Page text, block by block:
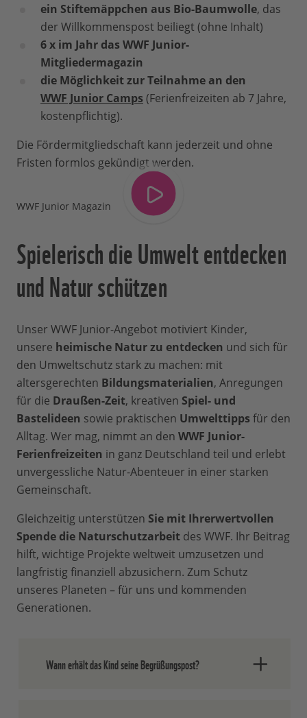
ein Stiftemäppchen aus Bio-Baumwolle, das
der Willkommenspost beiliegt (ohne Inhalt)
6 x im Jahr das WWF Junior-
Mitgliedermagazin
die Möglichkeit zur Teilnahme an den
WWF Junior Camps (Ferienfreizeiten ab 7 Jahre,
kostenpflichtig).
Die Fördermitgliedschaft kann jederzeit und ohne
Fristen formlos gekündigt werden.
WWF Junior Magazin
Spielerisch die Umwelt entdecken
und Natur schützen
Unser WWF Junior-Angebot motiviert Kinder,
unsere heimische Natur zu entdecken und sich für
den Umweltschutz stark zu machen: mit
altersgerechten Bildungsmaterialien, Anregungen
für die Draußen-Zeit, kreativen Spiel- und
Bastelideen sowie praktischen Umwelttipps für den
Alltag. Wer mag, nimmt an den WWF Junior-
Ferienfreizeiten in ganz Deutschland teil und erlebt
unvergessliche Natur-Abenteuer in einer starken
Gemeinschaft.
Gleichzeitig unterstützen Sie mit Ihrerwertvollen
Spende die Naturschutzarbeit des WWF. Ihr Beitrag
hilft, wichtige Projekte weltweit umzusetzen und
langfristig finanziell abzusichern. Zum Schutz
unseres Planeten – für uns und kommenden
Generationen.
Wann erhält das Kind seine Begrüßungspost?